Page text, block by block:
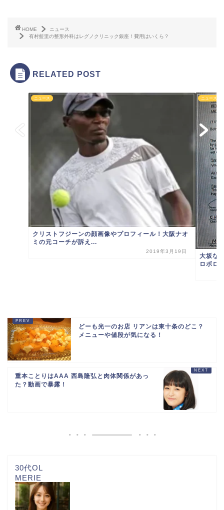
HOME
ニュース
有村藍里の整形外科はレグノクリニック銀座！費用はいくら？
RELATED POST
ニュース
クリストフジーンの顔画像やプロフィール！大阪ナオ
ミの元コーチが訴え...
2019年3月19日
ニュース
大坂な
ロボロ
どーも光一のお店 リアンは東十条のどこ？
メニューや値段が気になる！
重本ことりはAAA 西島隆弘と肉体関係があっ
た？動画で暴露！
30代OL
MERIE